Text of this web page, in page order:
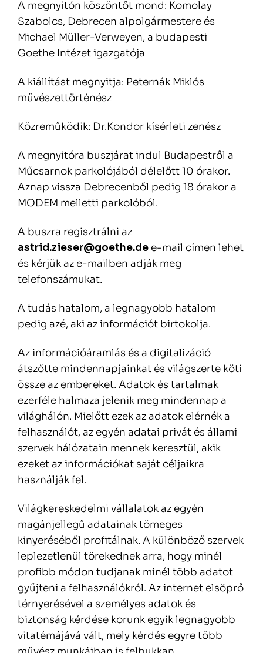
A megnyitón köszöntőt mond: Komolay
Szabolcs, Debrecen alpolgármestere és
Michael Müller-Verweyen, a budapesti
Goethe Intézet igazgatója
A kiállítást megnyitja: Peternák Miklós
művészettörténész
Közreműködik: Dr.Kondor kísérleti zenész
A megnyitóra buszjárat indul Budapestről a
Műcsarnok parkolójából délelőtt 10 órakor.
Aznap vissza Debrecenből pedig 18 órakor a
MODEM melletti parkolóból.
A buszra regisztrálni az
astrid.zieser@goethe.de e-mail címen lehet
és kérjük az e-mailben adják meg
telefonszámukat.
A tudás hatalom, a legnagyobb hatalom
pedig azé, aki az információt birtokolja.
Az információáramlás és a digitalizáció
átszőtte mindennapjainkat és világszerte köti
össze az embereket. Adatok és tartalmak
ezerféle halmaza jelenik meg mindennap a
világhálón. Mielőtt ezek az adatok elérnék a
felhasználót, az egyén adatai privát és állami
szervek hálózatain mennek keresztül, akik
ezeket az információkat saját céljaikra
használják fel.
Világkereskedelmi vállalatok az egyén
magánjellegű adatainak tömeges
kinyeréséből profitálnak. A különböző szervek
leplezetlenül törekednek arra, hogy minél
profibb módon tudjanak minél több adatot
gyűjteni a felhasználókról. Az internet elsöprő
térnyerésével a személyes adatok és
biztonság kérdése korunk egyik legnagyobb
vitatémájává vált, mely kérdés egyre több